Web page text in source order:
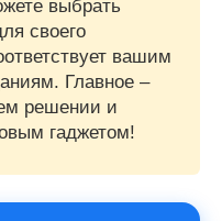
выбрать
своего
вашим
Главное –
решении и
гаджетом!